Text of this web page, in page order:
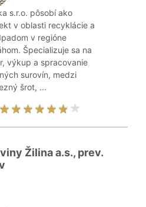
s.r.o. pôsobí ako
v oblasti recyklácie a
v regióne
Špecializuje sa na
výkup a spracovanie
surovín, medzi
šrot, ...
Žilina a.s., prev.